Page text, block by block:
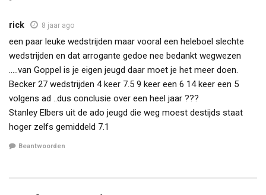
rick 8 jaar ago
een paar leuke wedstrijden maar vooral een heleboel slechte
wedstrijden en dat arrogante gedoe nee bedankt wegwezen
…..van Goppel is je eigen jeugd daar moet je het meer doen.
Becker 27 wedstrijden 4 keer 7.5 9 keer een 6 14 keer een 5
volgens ad ..dus conclusie over een heel jaar ???
Stanley Elbers uit de ado jeugd die weg moest destijds staat
hoger zelfs gemiddeld 7.1
Beantwoorden